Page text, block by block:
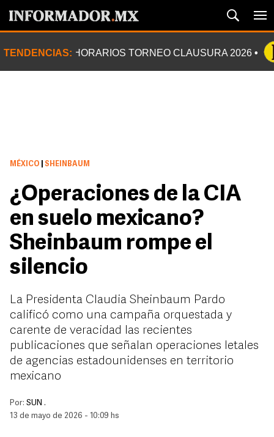
TENDENCIAS: HORARIOS TORNEO CLAUSURA 2026
MÉXICO SHEINBAUM
¿Operaciones de la CIA
en suelo mexicano?
Sheinbaum rompe el
silencio
La Presidenta Claudia Sheinbaum Pardo
calificó como una campaña orquestada y
carente de veracidad las recientes
publicaciones que señalan operaciones letales
de agencias estadounidenses en territorio
mexicano
Por: SUN .
13 de mayo de 2026 - 10:09 hs